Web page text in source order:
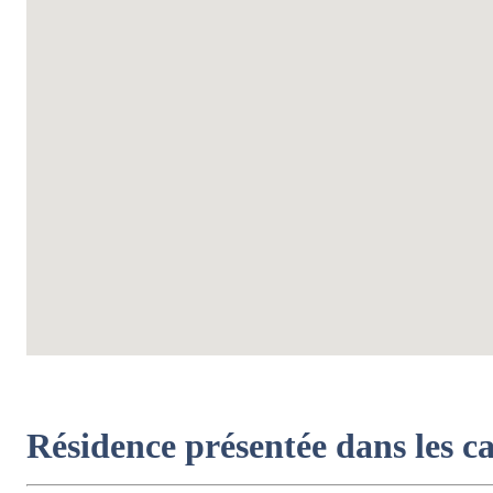
Résidence présentée dans les